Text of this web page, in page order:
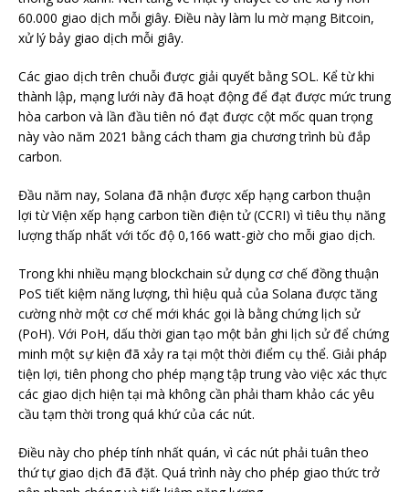
60.000 giao dịch mỗi giây. Điều này làm lu mờ mạng Bitcoin,
xử lý bảy giao dịch mỗi giây.
Các giao dịch trên chuỗi được giải quyết bằng SOL. Kể từ khi
thành lập, mạng lưới này đã hoạt động để đạt được mức trung
hòa carbon và lần đầu tiên nó đạt được cột mốc quan trọng
này vào năm 2021 bằng cách tham gia chương trình bù đắp
carbon.
Đầu năm nay, Solana đã nhận được xếp hạng carbon thuận
lợi từ Viện xếp hạng carbon tiền điện tử (CCRI) vì tiêu thụ năng
lượng thấp nhất với tốc độ 0,166 watt-giờ cho mỗi giao dịch.
Trong khi nhiều mạng blockchain sử dụng cơ chế đồng thuận
PoS tiết kiệm năng lượng, thì hiệu quả của Solana được tăng
cường nhờ một cơ chế mới khác gọi là bằng chứng lịch sử
(PoH). Với PoH, dấu thời gian tạo một bản ghi lịch sử để chứng
minh một sự kiện đã xảy ra tại một thời điểm cụ thể. Giải pháp
tiện lợi, tiên phong cho phép mạng tập trung vào việc xác thực
các giao dịch hiện tại mà không cần phải tham khảo các yêu
cầu tạm thời trong quá khứ của các nút.
Điều này cho phép tính nhất quán, vì các nút phải tuân theo
thứ tự giao dịch đã đặt. Quá trình này cho phép giao thức trở